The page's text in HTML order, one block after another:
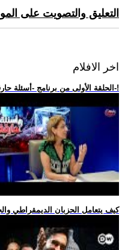
التعليق والتصويت على
اخر الافلام
.. الحلقة الأولى من برنامج -أسئلة حارقة-!
.. كيف يتعامل الحزبان الديمقراطي